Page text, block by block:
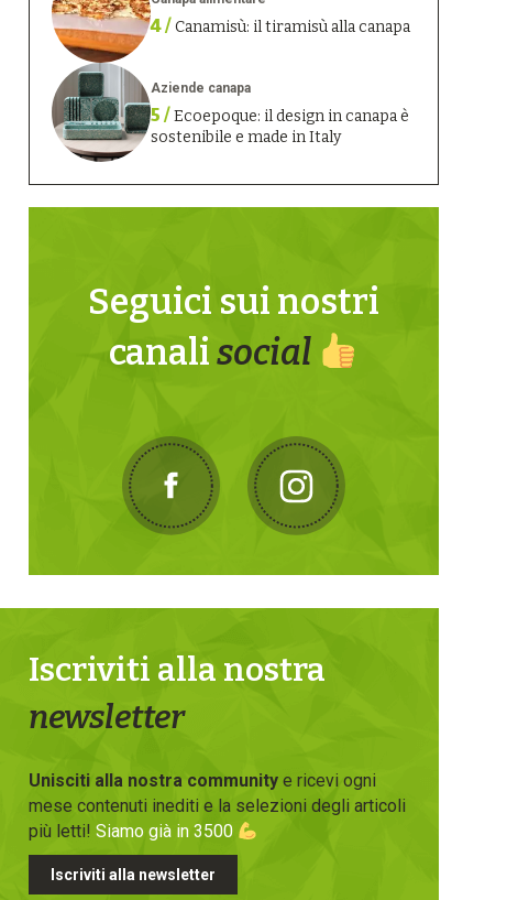
4 /Canamisù: il tiramisù alla canapa
Aziende canapa
5 /Ecoepoque: il design in canapa è
sostenibile e made in Italy
Seguici sui nostri
canalisocial
Iscriviti alla nostra
newsletter
Unisciti alla nostra communitye ricevi ogni
mese contenuti inediti e la selezioni degli articoli
più letti! Siamo già in 3500
Iscriviti alla newsletter